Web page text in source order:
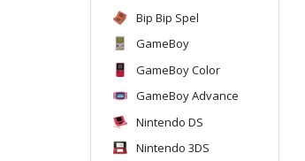
Bip Bip Spel
GameBoy
GameBoy Color
GameBoy Advance
Nintendo DS
Nintendo 3DS